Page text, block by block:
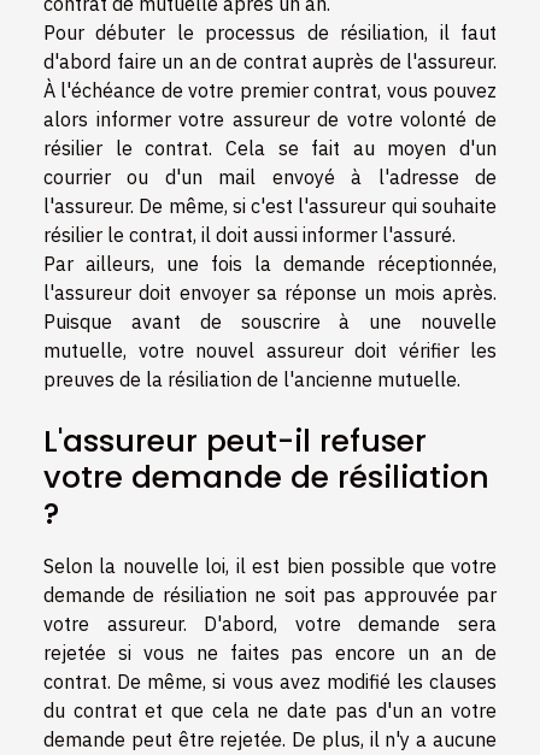
Pour débuter le processus de résiliation, il faut
d'abord faire un an de contrat auprès de l'assureur.
À l'échéance de votre premier contrat, vous pouvez
alors informer votre assureur de votre volonté de
résilier le contrat. Cela se fait au moyen d'un
courrier ou d'un mail envoyé à l'adresse de
l'assureur. De même, si c'est l'assureur qui souhaite
résilier le contrat, il doit aussi informer l'assuré.
Par ailleurs, une fois la demande réceptionnée,
l'assureur doit envoyer sa réponse un mois après.
Puisque avant de souscrire à une nouvelle
mutuelle, votre nouvel assureur doit vérifier les
preuves de la résiliation de l'ancienne mutuelle.
L'assureur peut-il refuser
votre demande de résiliation
?
Selon la nouvelle loi, il est bien possible que votre
demande de résiliation ne soit pas approuvée par
votre assureur. D'abord, votre demande sera
rejetée si vous ne faites pas encore un an de
contrat. De même, si vous avez modifié les clauses
du contrat et que cela ne date pas d'un an votre
demande peut être rejetée. De plus, il n'y a aucune